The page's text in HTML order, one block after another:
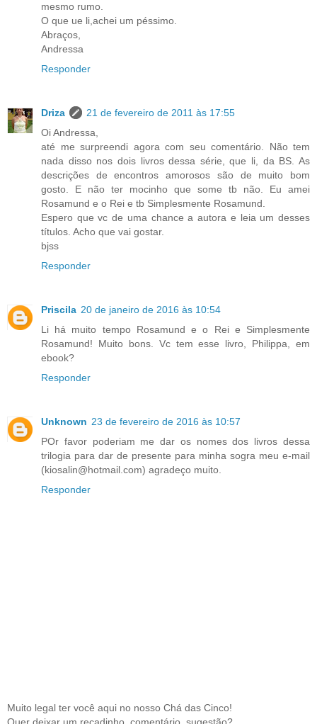
mesmo rumo.
O que ue li,achei um péssimo.
Abraços,
Andressa
Responder
Driza
21 de fevereiro de 2011 às 17:55
Oi Andressa,
até me surpreendi agora com seu comentário. Não tem
nada disso nos dois livros dessa série, que li, da BS. As
descrições de encontros amorosos são de muito bom
gosto. E não ter mocinho que some tb não. Eu amei
Rosamund e o Rei e tb Simplesmente Rosamund.
Espero que vc de uma chance a autora e leia um desses
títulos. Acho que vai gostar.
bjss
Responder
Priscila 20 de janeiro de 2016 às 10:54
Li há muito tempo Rosamund e o Rei e Simplesmente
Rosamund! Muito bons. Vc tem esse livro, Philippa, em
ebook?
Responder
Unknown 23 de fevereiro de 2016 às 10:57
POr favor poderiam me dar os nomes dos livros dessa
trilogia para dar de presente para minha sogra meu e-mail
(kiosalin@hotmail.com) agradeço muito.
Responder
Muito legal ter você aqui no nosso Chá das Cinco!
Quer deixar um recadinho, comentário, sugestão?